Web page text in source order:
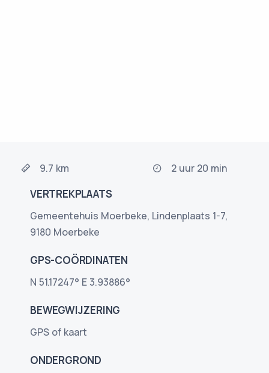
9.7 km 2 uur 20 min
VERTREKPLAATS
Gemeentehuis Moerbeke, Lindenplaats 1-7,
9180 Moerbeke
GPS-COÖRDINATEN
N 51.17247° E 3.93886°
BEWEGWIJZERING
GPS of kaart
ONDERGROND